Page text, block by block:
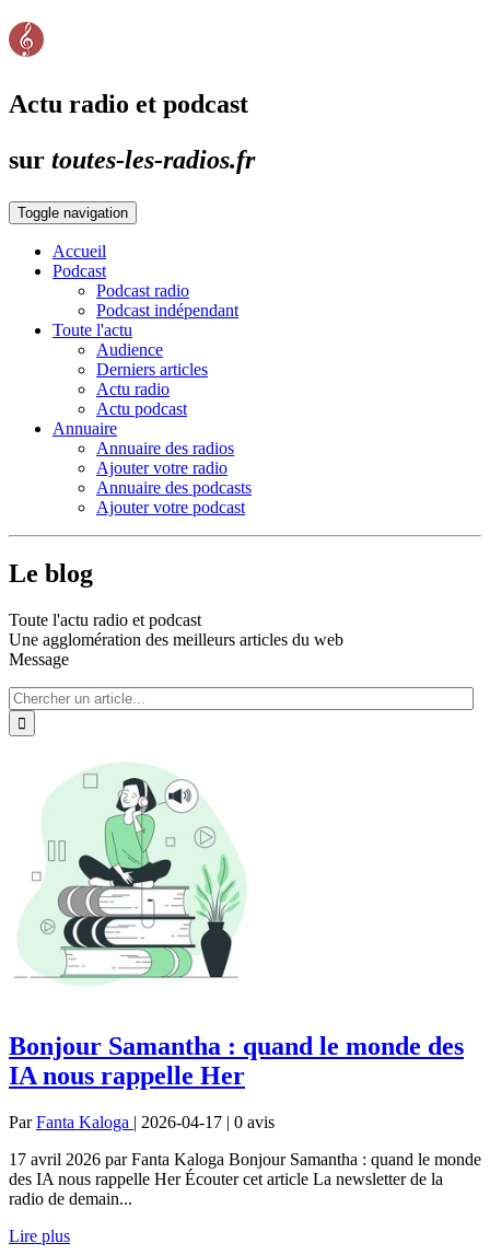
Actu radio et podcast
sur toutes-les-radios.fr
Toggle navigation
Accueil
Podcast
Podcast radio
Podcast indépendant
Toute l'actu
Audience
Derniers articles
Actu radio
Actu podcast
Annuaire
Annuaire des radios
Ajouter votre radio
Annuaire des podcasts
Ajouter votre podcast
Le blog
Toute l'actu radio et podcast
Une agglomération des meilleurs articles du web
Message
Bonjour Samantha : quand le monde des
IA nous rappelle Her
ParFanta Kaloga | 2026-04-17 | 0 avis
17 avril 2026 par Fanta Kaloga Bonjour Samantha : quand le monde
des IA nous rappelle Her Écouter cet article La newsletter de la
radio de demain...
Lire plus